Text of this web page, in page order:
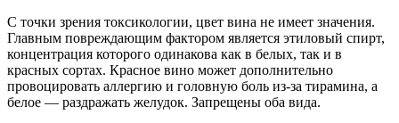
С точки зрения токсикологии, цвет вина не имеет значения.
Главным повреждающим фактором является этиловый спирт,
концентрация которого одинакова как в белых, так и в
красных сортах. Красное вино может дополнительно
провоцировать аллергию и головную боль из-за тирамина, а
белое — раздражать желудок. Запрещены оба вида.